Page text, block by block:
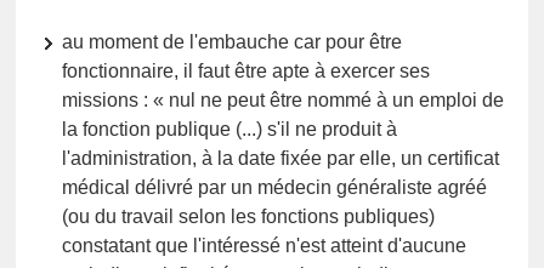
au moment de l'embauche car pour être
fonctionnaire, il faut être apte à exercer ses
missions : « nul ne peut être nommé à un emploi de
la fonction publique (...) s'il ne produit à
l'administration, à la date fixée par elle, un certificat
médical délivré par un médecin généraliste agréé
(ou du travail selon les fonctions publiques)
constatant que l'intéressé n'est atteint d'aucune